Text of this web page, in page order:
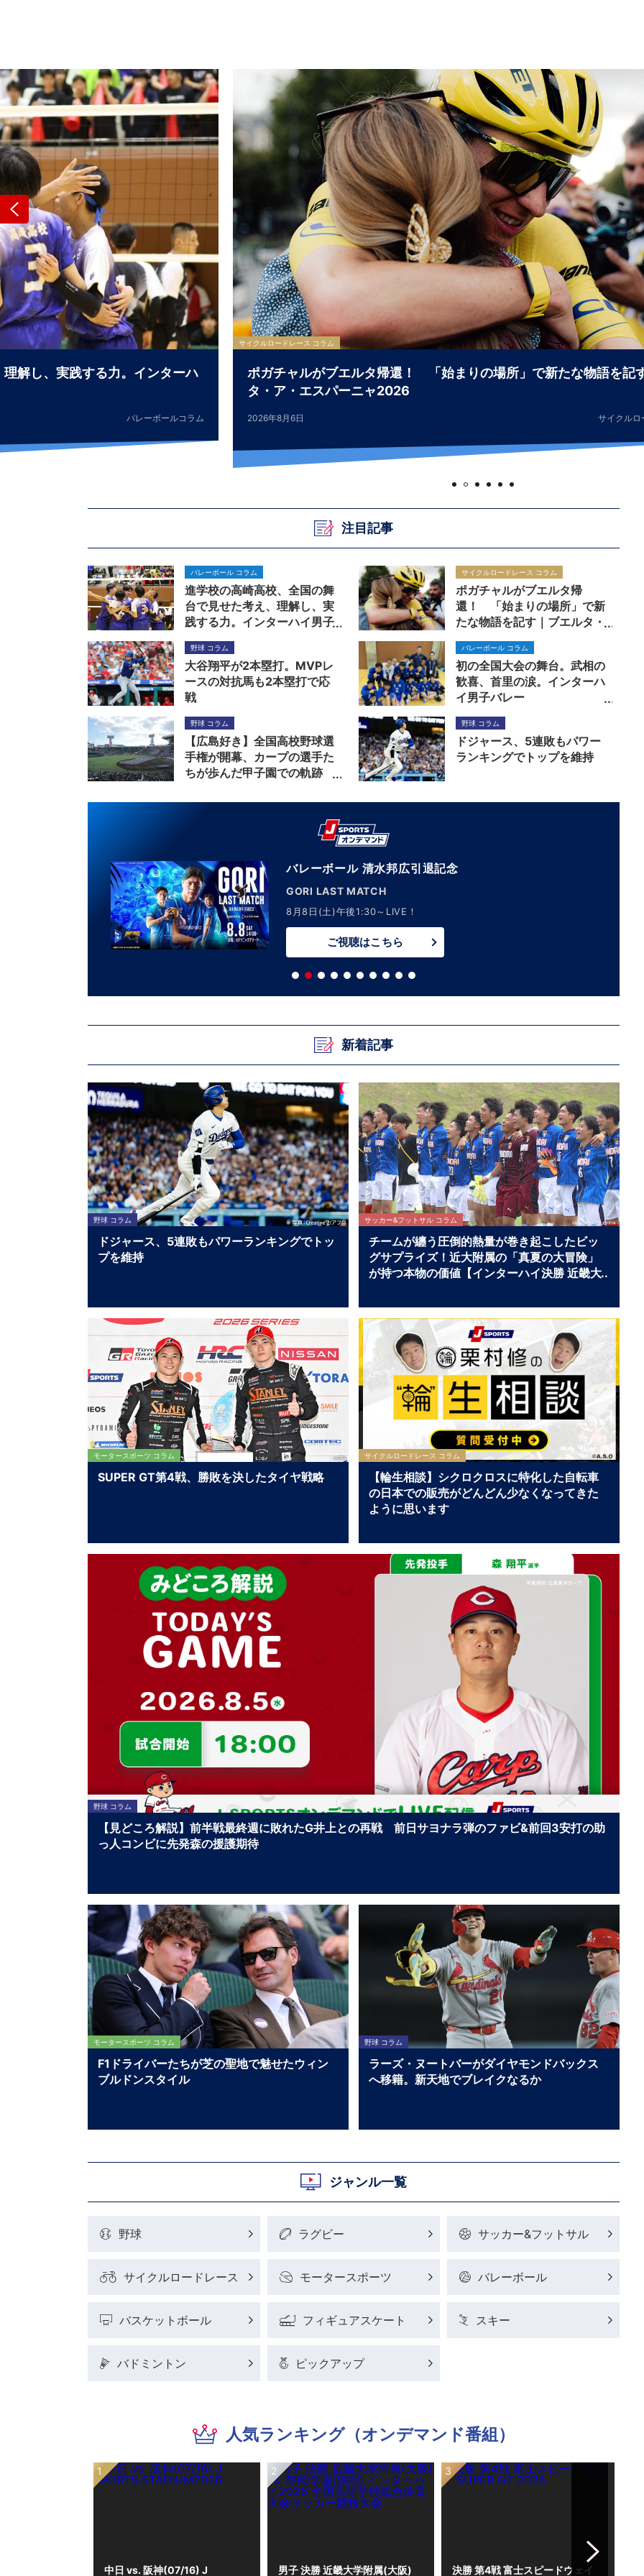
ピックアップ
J SPORTSニュース ウィンタースポーツコラム クライミングコラム
困難突破トーク スポーツレポート J SPORTSプロデューサーコラム
柔×コラム
「青春の挑戦者」4年に1度のシーズンがやっ
てきた！2017-2018ウインタースポーツ編
バドミントン
バドミントン代表だより バド×レポ
スキー
SKI GRAPHIC present’sアルペンスキーコラ
ム
ブラボー！！モーグル 鳥人たちの賛歌 W杯スキージャンプ
フィギュアスケート
町田樹のスポーツアカデミア フィギュアスケートレポート 小塚崇彦のフィギュアスケートラボ
フィギュアスケートーーク スケオタデイズ J SPORTS出張所
木戸先生直伝！今からでも間に合う
ンス観戦講座
バスケットボール
バスケットボールコラム バスケットボールレポート ウインターカップコラム
バレーボール
SVリーグコラム バレーボールコラム まるっとアンサー
モータースポーツ
SUPER GT モータースポーツコラム F1コラム
Mr.フクイのものしり長者 de WRC ! 裏しま物語 SUPER GT あの瞬間
サイクルロードレース
自転車雑談 サイクルロードレースレポート ツール・ド・フランス
ツールに恋して～珠玉のストーリー21選～ しゅ～くり～むら 輪生相談
サッカー&フットサル
サッカーニュース 粕谷秀樹のOWN GOAL，FINE GOAL 粕谷秀樹のFoot！20周年ヒストリー
元川悦子コラム プレミアリーグコラム 土屋雅史コラム
Fリーグコラム 今週のプレミアムゴール
ラグビー
村上晃一ラグビーコラム ラグビーレポート 楕円球のある光景
be rugby ～ラグビーであれ～ ラグビーニュース ラグビーW杯2023出場国紹介
ラグビーのすゝめ ラグビー愛好日記
野球
MLBコラム 野球好きコラム MLBを観に行こう！
MLB nation 日本人先発投手プレビュー
Previous
解し、実践する力。インターハ
バレーボールコラム
サイクルロードレース コラム
ポガチャルがブエルタ帰還！ 「始まりの場所」で新たな物語を記
タ・ア・エスパーニャ2026
2026年8月6日 サイクルロ
注目記事
バレーボール コラム
進学校の高崎高校、全国の舞
台で見せた考え、理解し、実
践する力。インターハイ男子
バレーボール
サイクルロードレース コラム
ポガチャルがブエルタ帰
還！ 「始まりの場所」で新
たな物語を記す｜ブエルタ・
ア・エスパーニャ2026
野球 コラム
大谷翔平が2本塁打。MVPレ
ースの対抗馬も2本塁打で応
戦
バレーボール コラム
初の全国大会の舞台。武相の
歓喜、首里の涙。インターハ
イ男子バレー
野球 コラム
【広島好き】全国高校野球選
手権が開幕、カープの選手た
ちが歩んだ甲子園での軌跡
野球 コラム
ドジャース、5連敗もパワー
ランキングでトップを維持
バレーボール 清水邦広引退記念
GORI LAST MATCH
8月8日(土)午後1:30～LIVE！
ご視聴はこちら
新着記事
野球 コラム
ドジャース、5連敗もパワーランキングでトッ
プを維持
サッカー&フットサル コラム
チームが纏う圧倒的熱量が巻き起こしたビッ
グサプライズ！近大附属の「真夏の大冒険」
が持つ本物の価値【インターハイ決勝 近畿大
モータースポーツ コラム
SUPER GT第4戦、勝敗を決したタイヤ戦略
サイクルロードレース コラム
【輪生相談】シクロクロスに特化した自転車
の日本での販売がどんどん少なくなってきた
ように思います
野球 コラム
【見どころ解説】前半戦最終週に敗れたG井上との再戦 前日サヨナラ弾のファビ&前回3安打の助
っ人コンビに先発森の援護期待
モータースポーツ コラム
F1ドライバーたちが芝の聖地で魅せたウィン
ブルドンスタイル
野球 コラム
ラーズ・ヌートバーがダイヤモンドバックス
へ移籍。新天地でブレイクなるか
ジャンル一覧
野球 ラグビー サッカー&フットサル
サイクルロードレース モータースポーツ バレーボール
バスケットボール フィギュアスケート スキー
バドミントン ピックアップ
人気ランキング（オンデマンド番組）
中日 vs. 阪神(07/16) J 男子 決勝 近畿大学附属(大阪) 決勝 第4戦 富士スピードウェイ
Next